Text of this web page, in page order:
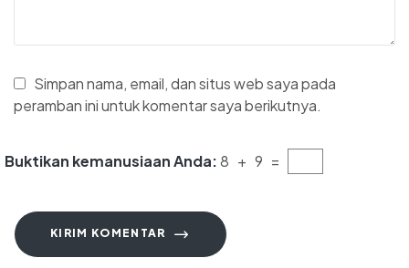
Simpan nama, email, dan situs web saya pada
peramban ini untuk komentar saya berikutnya.
Buktikan kemanusiaan Anda:8 + 9 =
KIRIM KOMENTAR